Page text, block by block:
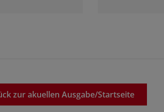
zurakuellen Ausgabe/Startseite